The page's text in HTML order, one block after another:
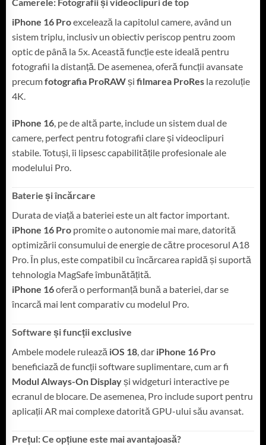
iPhone 16 Proexcelează la capitolul camere, având un
sistem triplu, inclusiv un obiectiv periscop pentru zoom
optic de până la 5x. Această funcție este ideală pentru
fotografii la distanță. De asemenea, oferă funcții avansate
precumfotografia ProRAWși filmarea ProRes la rezoluție
4K.
iPhone 16, pe de altă parte, include un sistem dual de
camere, perfect pentru fotografii clare și videoclipuri
stabile. Totuși, îi lipsesc capabilitățile profesionale ale
modelului Pro.
Baterie și încărcare
Durata de viață a bateriei este un alt factor important.
iPhone 16 Pro promite o autonomie mai mare, datorită
optimizării consumului de energie de către procesorul A18
Pro. În plus, este compatibil cu încărcarea rapidă și suportă
tehnologia MagSafe îmbunătățită.
iPhone 16oferă o performanță bună a bateriei, dar se
încarcă mai lent comparativ cu modelul Pro.
Software și funcții exclusive
Ambele modele rulează iOS 18, dar iPhone 16 Pro
beneficiază de funcții software suplimentare, cum ar fi
Modul Always-On Displayși widgeturi interactive pe
ecranul de blocare. De asemenea, Pro include suport pentru
aplicații AR mai complexe datorită GPU-ului său avansat.
Prețul: Ce opțiune este mai avantajoasă?